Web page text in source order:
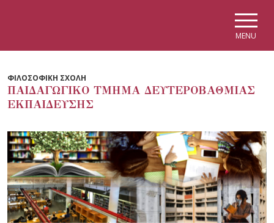
MENU
ΦΙΛΟΣΟΦΙΚΗ ΣΧΟΛΗ
ΠΑΙΔΑΓΩΓΙΚΟ ΤΜΗΜΑ ΔΕΥΤΕΡΟΒΑΘΜΙΑΣ
ΕΚΠΑΙΔΕΥΣΗΣ